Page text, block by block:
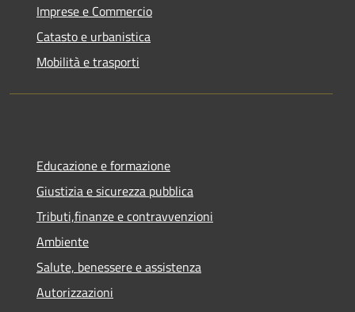
Imprese e Commercio
Catasto e urbanistica
Mobilità e trasporti
Educazione e formazione
Giustizia e sicurezza pubblica
Tributi,finanze e contravvenzioni
Ambiente
Salute, benessere e assistenza
Autorizzazioni